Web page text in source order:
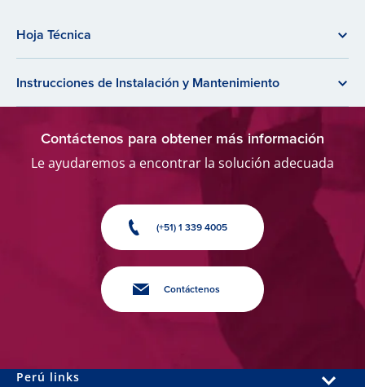
Hoja Técnica
Instrucciones de Instalación y Mantenimiento
Contáctenos para obtener más información
Le ayudaremos a encontrar la solución adecuada
(+51) 1 339 4005
Contáctenos
Perú links